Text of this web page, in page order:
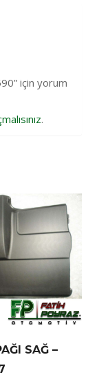
için yorum
.
SAĞ –